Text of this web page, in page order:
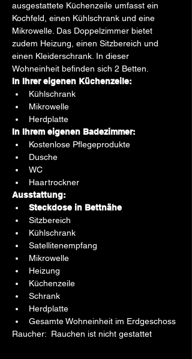
ausgestattete Küchenzeile umfasst ein
Kochfeld, einen Kühlschrank und eine
Mikrowelle. Das Doppelzimmer bietet
zudem Heizung, einen Sitzbereich und
einen Kleiderschrank. In dieser
Wohneinheit befinden sich 2 Betten.
In Ihrer eigenen Küchenzeile:
Kühlschrank
Mikrowelle
Herdplatte
In Ihrem eigenen Badezimmer:
Kostenlose Pflegeprodukte
Dusche
WC
Haartrockner
Ausstattung:
Steckdose in Bettnähe
Sitzbereich
Kühlschrank
Satellitenempfang
Mikrowelle
Heizung
Küchenzeile
Schrank
Herdplatte
Gesamte Wohneinheit im Erdgeschoss
Raucher:  Rauchen ist nicht gestattet